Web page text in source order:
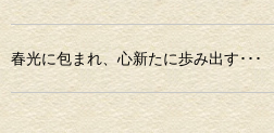
春光に包まれ、心新たに歩み出す･･･